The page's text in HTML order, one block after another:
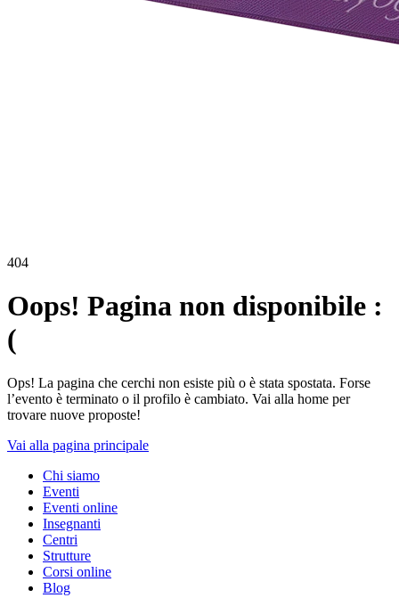
404
Oops! Pagina non disponibile :
(
Ops! La pagina che cerchi non esiste più o è stata spostata. Forse
l’evento è terminato o il profilo è cambiato. Vai alla home per
trovare nuove proposte!
Vai alla pagina principale
Chi siamo
Eventi
Eventi online
Insegnanti
Centri
Strutture
Corsi online
Blog